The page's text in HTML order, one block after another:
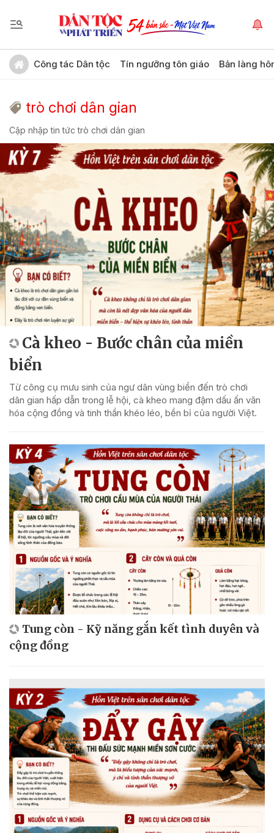
Công tác Dân tộc Tín ngưỡng tôn giáo Bản làng
trò chơi dân gian
Cập nhập tin tức trò chơi dân gian
Cà kheo - Bước chân của miền
biển
Từ công cụ mưu sinh của ngư dân vùng biển đến trò chơi
dân gian hấp dẫn trong lễ hội, cà kheo mang đậm dấu ấn văn
hóa cộng đồng và tinh thần khéo léo, bền bỉ của người Việt.
Tung còn - Kỹ năng gắn kết tình duyên và
cộng đồng